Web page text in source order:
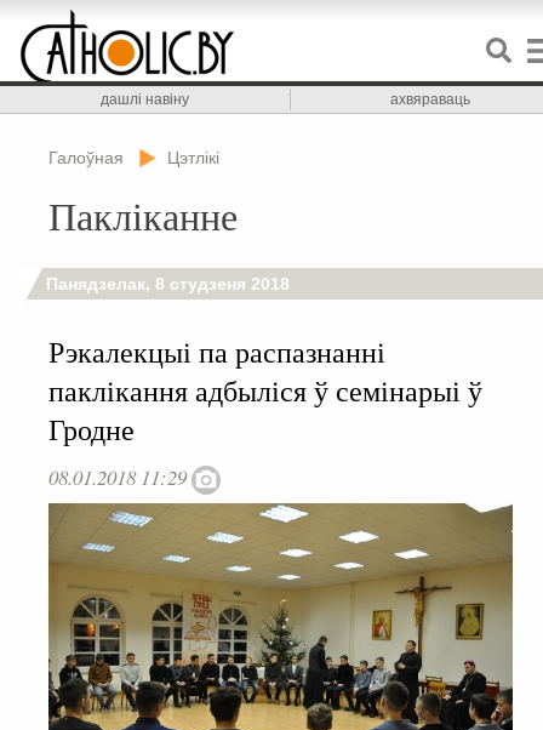
дашлі навіну ахвяраваць
Галоўная Цэтлікі
Пакліканне
Панядзелак, 8 студзеня 2018
Рэкалекцыі па распазнанні
паклікання адбыліся ў семінарыі ў
Гродне
08.01.2018 11:29